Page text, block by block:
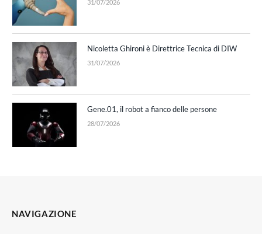
31/07/2026
Nicoletta Ghironi è Direttrice Tecnica di DIW
31/07/2026
Gene.01, il robot a fianco delle persone
28/07/2026
NAVIGAZIONE